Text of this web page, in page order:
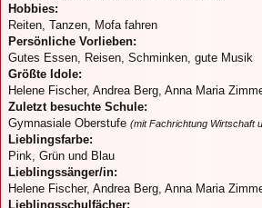
Hobbies:
Reiten, Tanzen, Mofa fahren
Persönliche Vorlieben:
Gutes Essen, Reisen, Schminken, gute Musik
Größte Idole:
Helene Fischer, Andrea Berg, Anna Maria
Zuletzt besuchte Schule:
Gymnasiale Oberstufe (mit Fachrichtung Wirtschaft
Lieblingsfarbe:
Pink, Grün und Blau
Lieblingssänger/in:
Helene Fischer, Andrea Berg, Anna Maria
Lieblingsschulfächer: